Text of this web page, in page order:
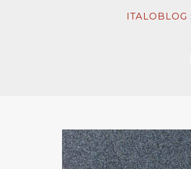
ITALOBLOG